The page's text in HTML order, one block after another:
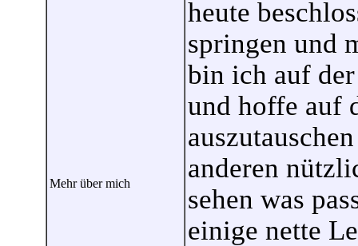
Mehr über mich
heute
springen und
bin ich auf
und hoffe auf
anderen
sehen was
einige nette